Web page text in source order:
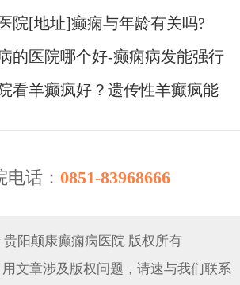
院[地址]癫痫与年龄有关吗?
的医院哪个好-癫痫病发能强行
看羊癫疯好？遗传性羊癫疯能
电话： 0851-83968666
贵阳颠康癫痫病医院 版权所有
文章涉及版权问题，请速与我们联系